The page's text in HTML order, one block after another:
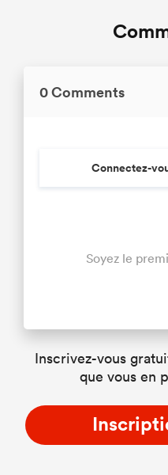
0 Comments
Connectez-
Soyez le
Inscrivez-vous
que vous en